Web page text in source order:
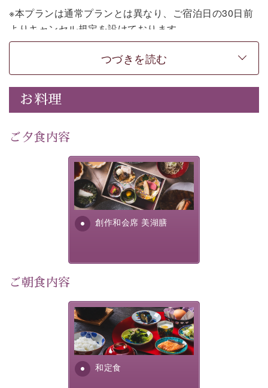
※本プランは通常プランとは異なり、ご宿泊日の30日前
よりキャンセル規定を設けております。
※本プランは２食付きの早割プランです。
上諏訪温泉しんゆでは、30日前までのご予約で、10%割
引でお泊まりいただける「早割プラン」をご用意してお
ります。
温かいおもてなし。
ご滞在を楽しみに待つ日々が旅をより特別なものにして
早めのご予約で、お得に癒しのひとときをお過ごしくだ
-----------【安心への取り組み】----------
徹底した衛生管理を行っております。
----------------------------------------------
・宿泊料金10%OFF
・朝夕個室料亭で個室食
・諏訪大社4社を巡る無料参拝バス（事前予約制）
つづきを読む
お料理
ご夕食内容
創作和会席 美湖膳
美湖膳とは諏訪の地で特別を
提供する為に料理長・神原 裕
明が考え出した創作和会席で
す。美しい諏訪湖の幸...
ご朝食内容
和定食
さっぱりとした和食膳に使わ
れる食材は、諏訪の名産品を
ふんだんに取り入れ、安心・
安全を心掛けた長野県産...